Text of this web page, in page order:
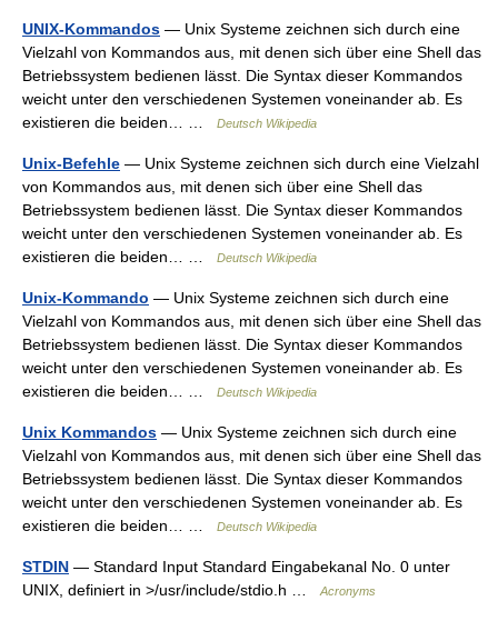
UNIX-Kommandos — Unix Systeme zeichnen sich durch eine
Vielzahl von Kommandos aus, mit denen sich über eine Shell das
Betriebssystem bedienen lässt. Die Syntax dieser Kommandos
weicht unter den verschiedenen Systemen voneinander ab. Es
existieren die beiden… …
Deutsch Wikipedia
Unix-Befehle — Unix Systeme zeichnen sich durch eine Vielzahl
von Kommandos aus, mit denen sich über eine Shell das
Betriebssystem bedienen lässt. Die Syntax dieser Kommandos
weicht unter den verschiedenen Systemen voneinander ab. Es
existieren die beiden… …
Deutsch Wikipedia
Unix-Kommando — Unix Systeme zeichnen sich durch eine
Vielzahl von Kommandos aus, mit denen sich über eine Shell das
Betriebssystem bedienen lässt. Die Syntax dieser Kommandos
weicht unter den verschiedenen Systemen voneinander ab. Es
existieren die beiden… …
Deutsch Wikipedia
Unix Kommandos — Unix Systeme zeichnen sich durch eine
Vielzahl von Kommandos aus, mit denen sich über eine Shell das
Betriebssystem bedienen lässt. Die Syntax dieser Kommandos
weicht unter den verschiedenen Systemen voneinander ab. Es
existieren die beiden… …
Deutsch Wikipedia
STDIN — Standard Input Standard Eingabekanal No. 0 unter
UNIX, definiert in >/usr/include/stdio.h …
Acronyms